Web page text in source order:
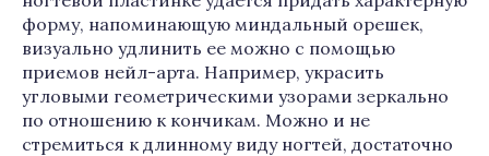
форму, напоминающую миндальный орешек,
визуально удлинить ее можно с помощью
приемов нейл-арта. Например, украсить
угловыми геометрическими узорами зеркально
по отношению к кончикам. Можно и не
стремиться к длинному виду ногтей, достаточно